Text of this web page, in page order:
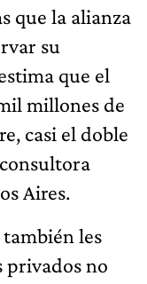
que la alianza
su
que el
millones de
casi el doble
Aires.
les
privados no